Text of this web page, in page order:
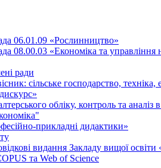
06.01.09 «Рослинництво»
08.00.03 «Економіка та
ради
сільське господарство, техніка,
обліку, контроль та аналіз в
прикладні дидактики»
видання Закладу вищої
та Web of Science